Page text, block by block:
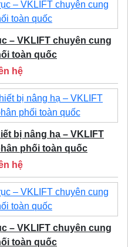
– VKLIFT chuyên cung
toàn quốc
hệ
bị nâng hạ – VKLIFT
phối toàn quốc
hệ
– VKLIFT chuyên cung
toàn quốc